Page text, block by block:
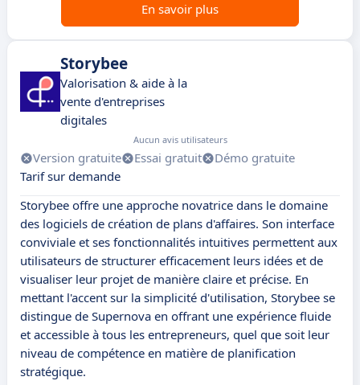
En savoir plus
Storybee
Valorisation & aide à la
vente d'entreprises
digitales
Aucun avis utilisateurs
Version gratuite Essai gratuit
Démo gratuite
Tarif sur demande
Storybee offre une approche novatrice dans le domaine
des logiciels de création de plans d'affaires. Son interface
conviviale et ses fonctionnalités intuitives permettent aux
utilisateurs de structurer efficacement leurs idées et de
visualiser leur projet de manière claire et précise. En
mettant l'accent sur la simplicité d'utilisation, Storybee se
distingue de Supernova en offrant une expérience fluide
et accessible à tous les entrepreneurs, quel que soit leur
niveau de compétence en matière de planification
stratégique.